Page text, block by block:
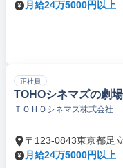
月給24万5000円以上
正社員
TOHOシネマズの劇
ＴＯＨＯシネマズ株式会社
〒123-0843東京都足
月給24万5000円以上